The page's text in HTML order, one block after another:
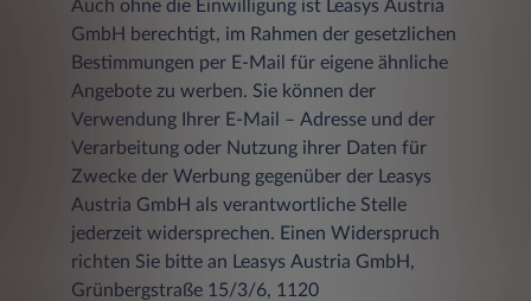
dem Zugriffsstatus (Datei übertragen,
Datei nicht gefunden etc.)
einer Beschreibung des Typs des
verwendeten Webbrowsers
Client IP-Adresse
Die gespeicherten Daten werden ausschließlich
zu statistischen Zwecken ausgewertet, eine
Weitergabe an Dritte, zu kommerziellen noch
zu nichtkommerziellen Zwecken, findet nicht
Auch ohne die Einwilligung ist Leasys Austria
GmbH berechtigt, im Rahmen der gesetzlichen
Bestimmungen per E-Mail für eigene ähnliche
Angebote zu werben. Sie können der
Verwendung Ihrer E-Mail – Adresse und der
Verarbeitung oder Nutzung ihrer Daten für
Zwecke der Werbung gegenüber der Leasys
Austria GmbH als verantwortliche Stelle
jederzeit widersprechen. Einen Widerspruch
richten Sie bitte an Leasys Austria GmbH,
Grünbergstraße 15/3/6, 1120